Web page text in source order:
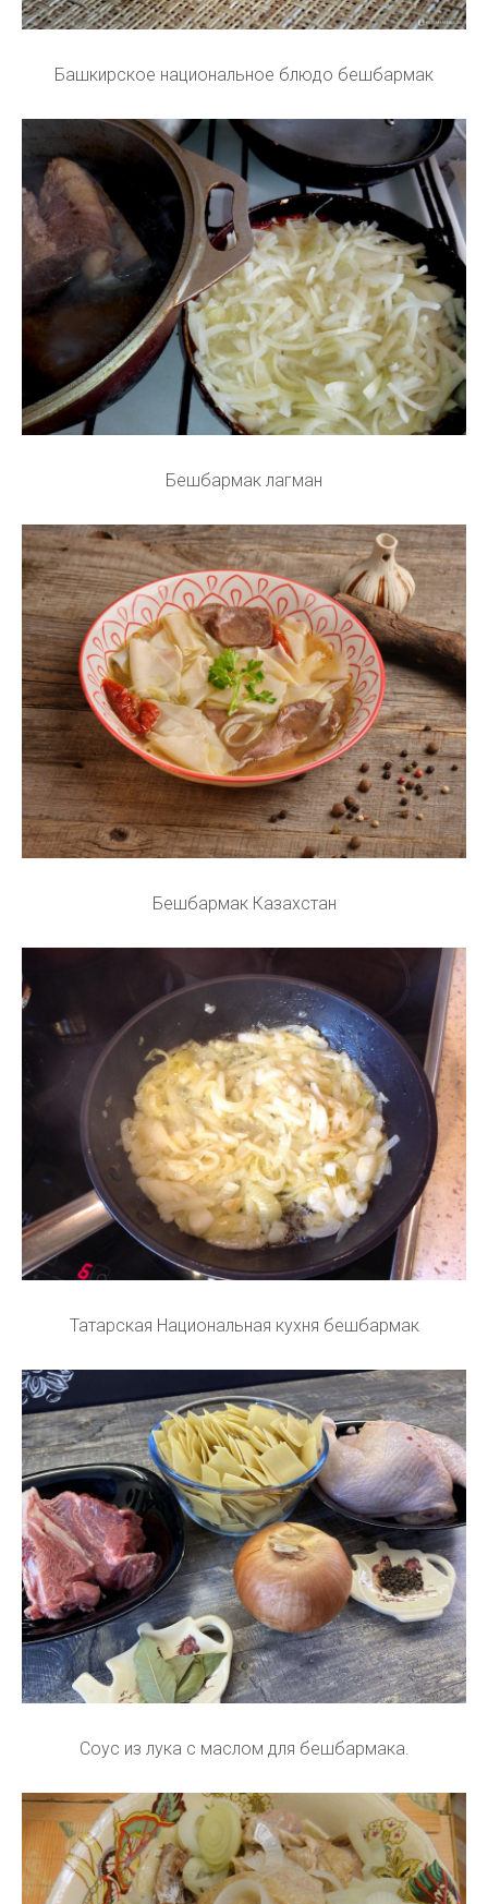
Башкирское национальное блюдо бешбармак
Бешбармак лагман
Бешбармак Казахстан
Татарская Национальная кухня бешбармак
Соус из лука с маслом для бешбармака.